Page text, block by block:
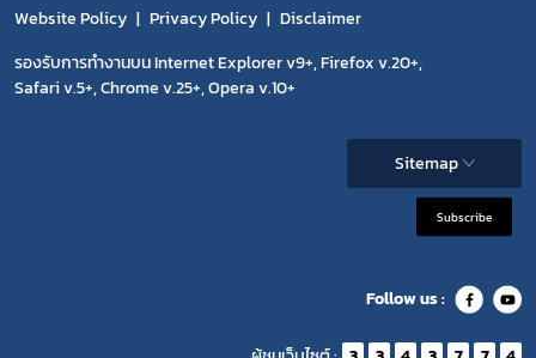
Website Policy
Privacy Policy
Disclaimer
รองรับการทำงานบน Internet Explorer v9+, Firefox v.20+,
Safari v.5+, Chrome v.25+, Opera v.10+
Sitemap
Subscribe
Follow us :